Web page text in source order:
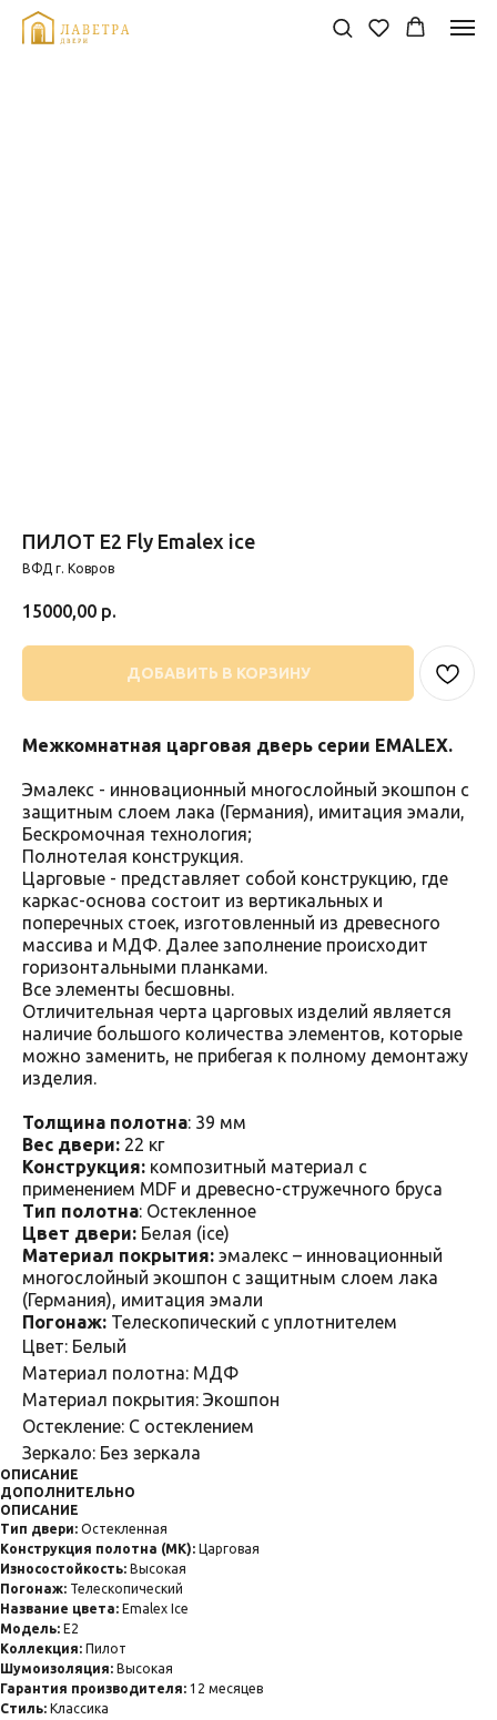
ПИЛОТ E2 Fly Emalex ice
ВФД г. Ковров
15000,00 р.
ДОБАВИТЬ В КОРЗИНУ
Межкомнатная царговая дверь серии EMALEX.
Эмалекс - инновационный многослойный экошпон с
защитным слоем лака (Германия), имитация эмали,
Бескромочная технология;
Полнотелая конструкция.
Царговые - представляет собой конструкцию, где
каркас-основа состоит из вертикальных и
поперечных стоек, изготовленный из древесного
массива и МДФ. Далее заполнение происходит
горизонтальными планками.
Все элементы бесшовны.
Отличительная черта царговых изделий является
наличие большого количества элементов, которые
можно заменить, не прибегая к полному демонтажу
изделия.
Толщина полотна: 39 мм
Вес двери: 22 кг
Конструкция: композитный материал с
применением MDF и древесно-стружечного бруса
Тип полотна: Остекленное
Цвет двери: Белая (ice)
Материал покрытия: эмалекс – инновационный
многослойный экошпон с защитным слоем лака
(Германия), имитация эмали
Погонаж: Телескопический с уплотнителем
Цвет: Белый
Материал полотна: МДФ
Материал покрытия: Экошпон
Остекление: С остеклением
Зеркало: Без зеркала
ОПИСАНИЕ
ДОПОЛНИТЕЛЬНО
ОПИСАНИЕ
Тип двери: Остекленная
Конструкция полотна (МК):
Царговая
Износостойкость: Высокая
Погонаж: Телескопический
Название цвета: Emalex Ice
Модель: E2
Коллекция: Пилот
Шумоизоляция: Высокая
Гарантия производителя: 12 месяцев
Стиль: Классика